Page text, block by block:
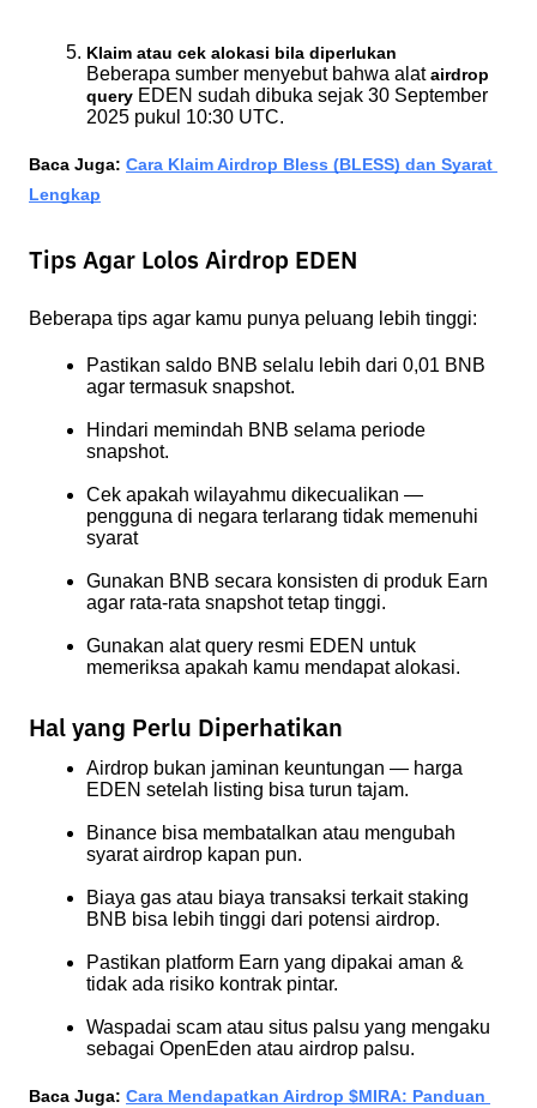
Klaim atau cek alokasi bila diperlukan
Beberapa sumber menyebut bahwa alat airdrop
query EDEN sudah dibuka sejak 30 September
2025 pukul 10:30 UTC.
Baca Juga: Cara Klaim Airdrop Bless (BLESS) dan Syarat
Lengkap
Tips Agar Lolos Airdrop EDEN
Beberapa tips agar kamu punya peluang lebih tinggi:
Pastikan saldo BNB selalu lebih dari 0,01 BNB
agar termasuk snapshot.
Hindari memindah BNB selama periode
snapshot.
Cek apakah wilayahmu dikecualikan —
pengguna di negara terlarang tidak memenuhi
syarat
Gunakan BNB secara konsisten di produk Earn
agar rata-rata snapshot tetap tinggi.
Gunakan alat query resmi EDEN untuk
memeriksa apakah kamu mendapat alokasi.
Hal yang Perlu Diperhatikan
Airdrop bukan jaminan keuntungan — harga
EDEN setelah listing bisa turun tajam.
Binance bisa membatalkan atau mengubah
syarat airdrop kapan pun.
Biaya gas atau biaya transaksi terkait staking
BNB bisa lebih tinggi dari potensi airdrop.
Pastikan platform Earn yang dipakai aman &
tidak ada risiko kontrak pintar.
Waspadai scam atau situs palsu yang mengaku
sebagai OpenEden atau airdrop palsu.
Baca Juga: Cara Mendapatkan Airdrop $MIRA: Panduan